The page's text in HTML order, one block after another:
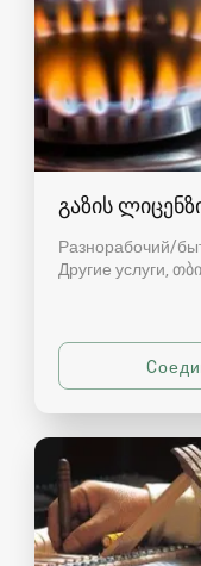
გაზის
Разнорабочий/
Другие услуги